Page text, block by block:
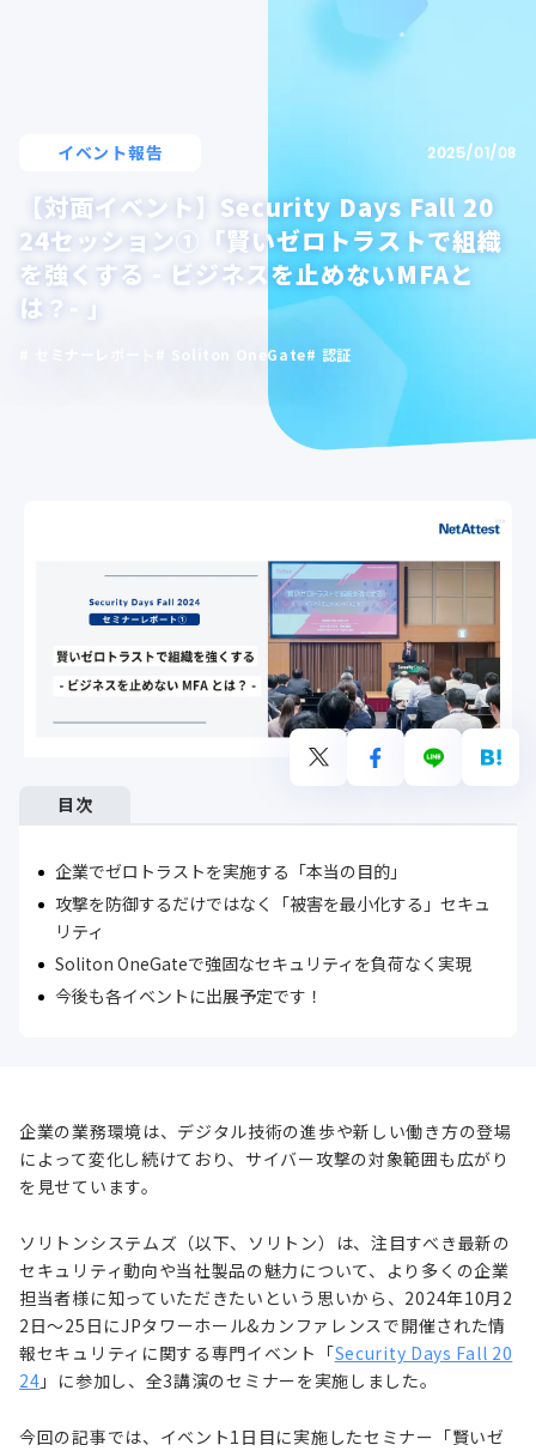
イベント報告 2025/01/08
【対面イベント】Security Days Fall 20
24セッション①「賢いゼロトラストで組織
を強くする - ビジネスを止めないMFAと
は？- 」
Soliton OneGate 認証
目次
企業でゼロトラストを実施する「本当の目的」
攻撃を防御するだけではなく「被害を最小化する」セキュ
リティ
Soliton OneGateで強固なセキュリティを負荷なく実現
今後も各イベントに出展予定です！
企業の業務環境は、デジタル技術の進歩や新しい働き方の登場
によって変化し続けており、サイバー攻撃の対象範囲も広がり
を見せています。
ソリトンシステムズ（以下、ソリトン）は、注目すべき最新の
セキュリティ動向や当社製品の魅力について、より多くの企業
担当者様に知っていただきたいという思いから、2024年10月2
2日～25日にJPタワーホール&カンファレンスで開催された情
報セキュリティに関する専門イベント「Security Days Fall 20
24 」に参加し、全3講演のセミナーを実施しました。
今回の記事では、イベント1日目に実施したセミナー「賢いゼ